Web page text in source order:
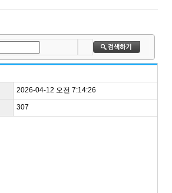
2026-04-12 오전 7:14:26
307